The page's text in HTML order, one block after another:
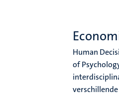
Human
of